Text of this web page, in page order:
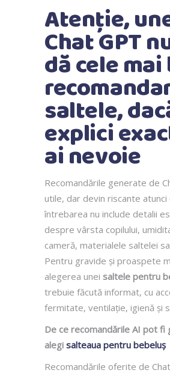
Atenție,
Chat GPT
dă cele
saltele,
explici
ai nevoie
Recomandările generate de
utile, dar devin riscante atunci
întrebarea nu include detalii
despre vârsta copilului,
cameră, materialele saltelei
Pentru gravide și proaspete
alegerea unei saltele pentru
trebuie făcută informat, cu
fermitate, ventilație, igienă și
De ce recomandările AI pot fi
alegi salteaua pentru bebeluș
Recomandările oferite de